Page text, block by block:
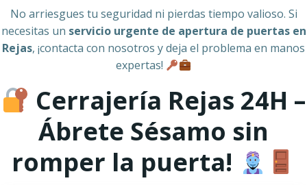
No arriesgues tu seguridad ni pierdas tiempo valioso. Si
necesitas un servicio urgente de apertura de puertas en
Rejas, ¡contacta con nosotros y deja el problema en manos
expertas!
Cerrajería Rejas 24H –
Ábrete Sésamo sin
romper la puerta!